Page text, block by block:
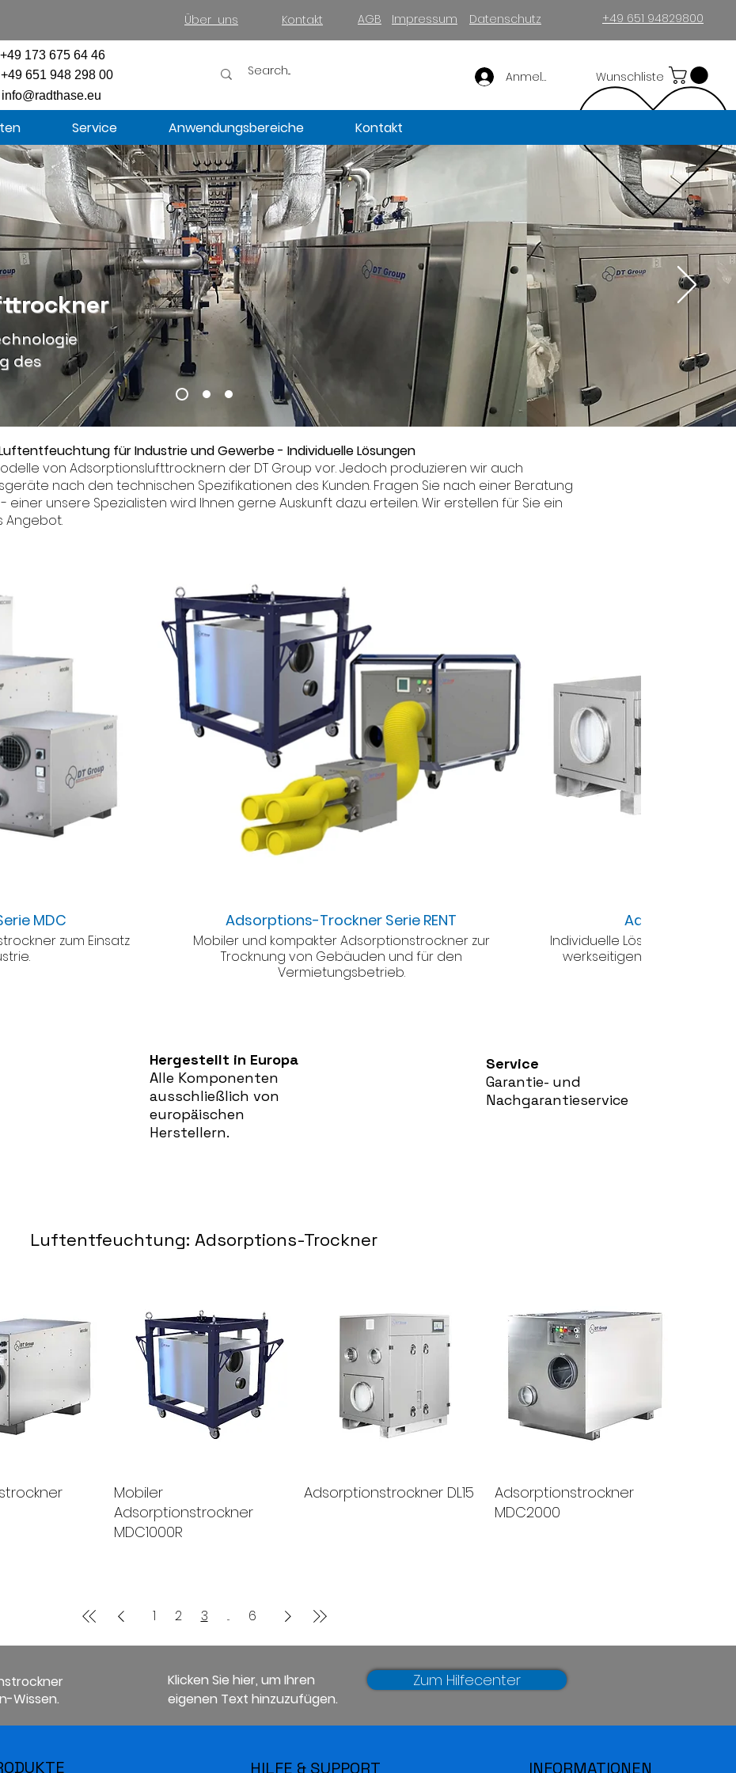
Über uns Kontakt AGB Impressum Datenschutz +49 651 94829800
+49 651 948 298 00
+49 173 675 64 46
info@radthase.eu
Anmelden Wunschliste
Service Anwendungsbereiche Kontakt
des
für Industrie und Gewerbe - Individuelle Lösungen
von Adsorptionslufttrocknern der DT Group vor. Jedoch produzieren wir auch
nach den technischen Spezifikationen des Kunden. Fragen Sie nach einer Beratung
einer unsere Spezialisten wird Ihnen gerne Auskunft dazu erteilen. Wir erstellen für Sie ein
Angebot.
MDC
zum Einsatz
Adsorptions-Trockner Serie RENT
Mobiler und kompakter Adsorptionstrockner zur
Trocknung von Gebäuden und für den
Vermietungsbetrieb.
Adsorptions-
Individuelle Lösungen nach
werkseitigen Ausstattung
Hergestellt in Europa
Alle Komponenten
ausschließlich von
europäischen
Herstellern.
Service
Garantie- und
Nachgarantieservice
Luftentfeuchtung: Adsorptions-Trockner
Mobiler
Adsorptionstrockner
MDC1000R
Adsorptionstrockner DL15
Adsorptionstrockner
MDC2000
1 2 3 ... 6
Wissen.
Klicken Sie hier, um Ihren
eigenen Text hinzuzufügen.
Zum Hilfecenter
HILFE & SUPPORT INFORMATIONEN